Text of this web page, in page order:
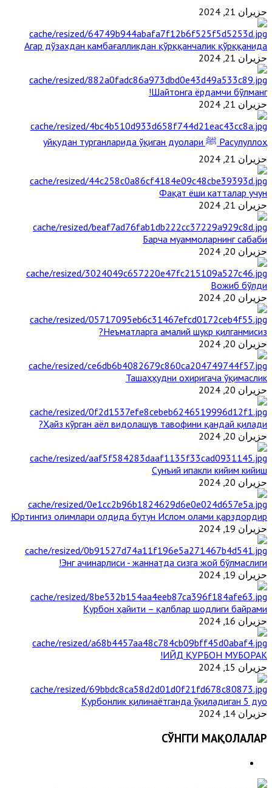
حزيران 21, 2024
Агар дўзахдан камбағалликдан қўрққанчалик қўрққанида
حزيران 21, 2024
Шайтонга ёрдамчи бўлманг!
حزيران 21, 2024
Расулуллоҳ ﷺ уйқудан турганларида ўқиган дуолари
حزيران 21, 2024
Фақат ёши катталар учун
حزيران 21, 2024
Барча муаммоларнинг сабаби
حزيران 20, 2024
Вожиб бўлди
حزيران 20, 2024
Неъматларга амалий шукр қилганмисиз?
حزيران 20, 2024
Ташаҳҳудни охиригача ўқимаслик
حزيران 20, 2024
Ҳайз кўрган аёл видолашув тавофини қандай қилади?
حزيران 20, 2024
Сунъий ипакли кийим кийиш
حزيران 20, 2024
Юртингиз олимлари олдида бутун Ислом олами қарздордир
حزيران 19, 2024
Энг ачинарлиси - жаннатда сизга жой бўлмаслиги!
حزيران 19, 2024
Қурбон ҳайити – қалблар шодлиги байрами
حزيران 16, 2024
ИЙД ҚУРБОН МУБОРАК!
حزيران 15, 2024
Қурбонлик қилинаётганда ўқиладиган 5 дуо
حزيران 14, 2024
СЎНГГИ МАҚОЛАЛАР